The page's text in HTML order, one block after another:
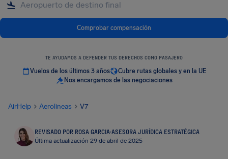
Comprobar compensación
TE AYUDAMOS A DEFENDER TUS DERECHOS COMO PASAJERO
Vuelos de los últimos 3 años
Cubre rutas globales y en la UE
Nos encargamos de las negociaciones
AirHelp Aerolineas V7
REVISADO POR ROSA GARCIA·ASESORA JURÍDICA ESTRATÉGICA
Última actualización 29 de abril de 2025